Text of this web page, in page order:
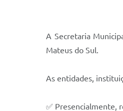
A Secretaria
Mateus do Sul.
As entidades,
✅ Presencialmente,